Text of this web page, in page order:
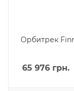
Орбитрек
65 976 грн.